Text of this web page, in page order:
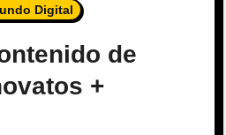
Digital
de
+